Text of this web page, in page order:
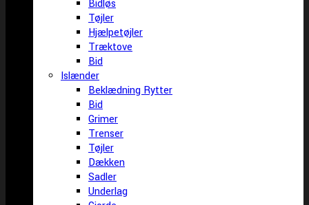
Bidløs
Tøjler
Hjælpetøjler
Træktove
Bid
Islænder
Beklædning Rytter
Bid
Grimer
Trenser
Tøjler
Dækken
Sadler
Underlag